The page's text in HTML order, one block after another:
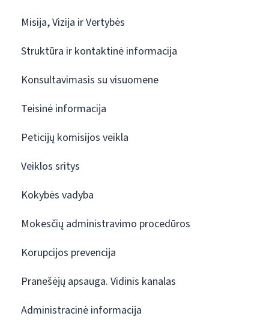
Misija, Vizija ir Vertybės
Struktūra ir kontaktinė informacija
Konsultavimasis su visuomene
Teisinė informacija
Peticijų komisijos veikla
Veiklos sritys
Kokybės vadyba
Mokesčių administravimo procedūros
Korupcijos prevencija
Pranešėjų apsauga. Vidinis kanalas
Administracinė informacija